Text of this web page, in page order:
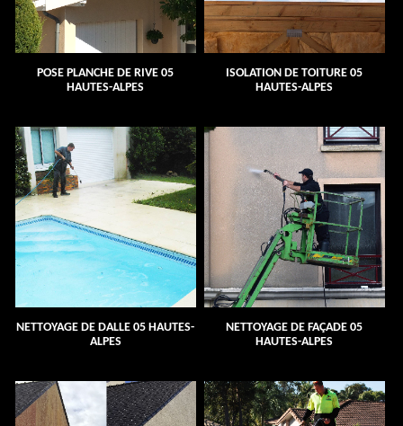
POSE PLANCHE DE RIVE 05
HAUTES-ALPES
ISOLATION DE TOITURE 05
HAUTES-ALPES
NETTOYAGE DE DALLE 05 HAUTES-
ALPES
NETTOYAGE DE FAÇADE 05
HAUTES-ALPES